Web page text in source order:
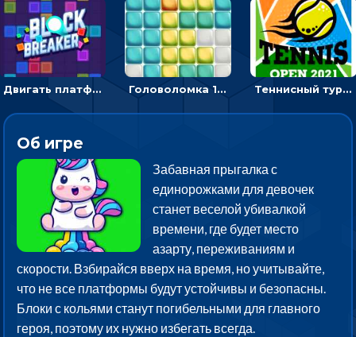
Двигать платформу и отбивать мячики или ловить бонусы Головоломка 10х10 Теннисный турнир: подавать или отбивать шарик ракеткой
Об игре
Забавная прыгалка с
единорожками для девочек
станет веселой убивалкой
времени, где будет место
азарту, переживаниям и
скорости. Взбирайся вверх на время, но учитывайте,
что не все платформы будут устойчивы и безопасны.
Блоки с кольями станут погибельными для главного
героя, поэтому их нужно избегать всегда.